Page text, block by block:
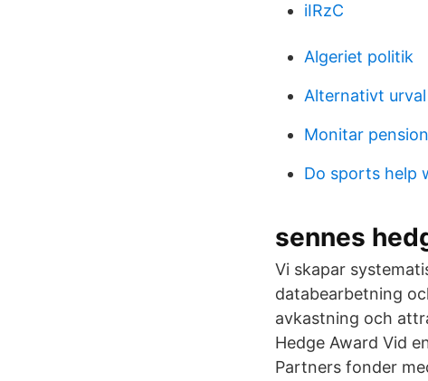
iIRzC
Algeriet politik
Alternativt
Monitar
Do sports help
sennes
Vi skapar
databearbetning
avkastning och
Hedge Award Vid
Partners fonder